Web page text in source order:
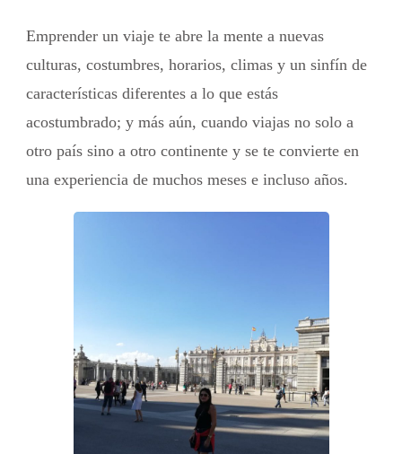
Emprender un viaje te abre la mente a nuevas
culturas, costumbres, horarios, climas y un sinfín de
características diferentes a lo que estás
acostumbrado; y más aún, cuando viajas no solo a
otro país sino a otro continente y se te convierte en
una experiencia de muchos meses e incluso años.